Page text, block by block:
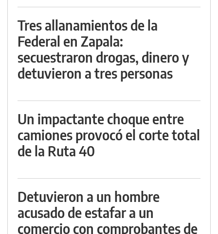
Tres allanamientos de la
Federal en Zapala:
secuestraron drogas, dinero y
detuvieron a tres personas
Un impactante choque entre
camiones provocó el corte total
de la Ruta 40
Detuvieron a un hombre
acusado de estafar a un
comercio con comprobantes de